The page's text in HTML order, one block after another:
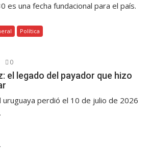
es una fecha fundacional para el país.
Política
0
el legado del payador que hizo
uruguaya perdió el 10 de julio de 2026